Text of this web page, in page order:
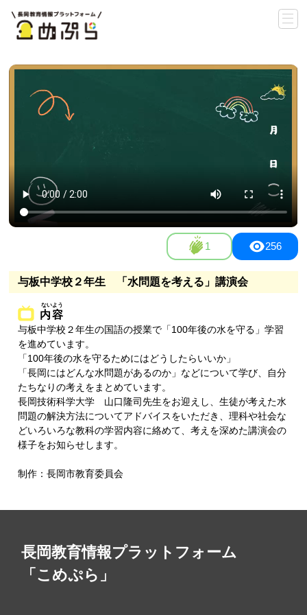
1 256
与板中学校２年生 「水問題を考える」講演会
内容
与板中学校２年生の国語の授業で「100年後の水を守る」学習
を進めています。
「100年後の水を守るためにはどうしたらいいか」
「長岡にはどんな水問題があるのか」などについて学び、自分
たちなりの考えをまとめています。
長岡技術科学大学 山口隆司先生をお迎えし、生徒が考えた水
問題の解決方法についてアドバイスをいただき、理科や社会な
どいろいろな教科の学習内容に絡めて、考えを深めた講演会の
様子をお知らせします。
制作：長岡市教育委員会
長岡教育情報プラットフォーム
「こめぷら」